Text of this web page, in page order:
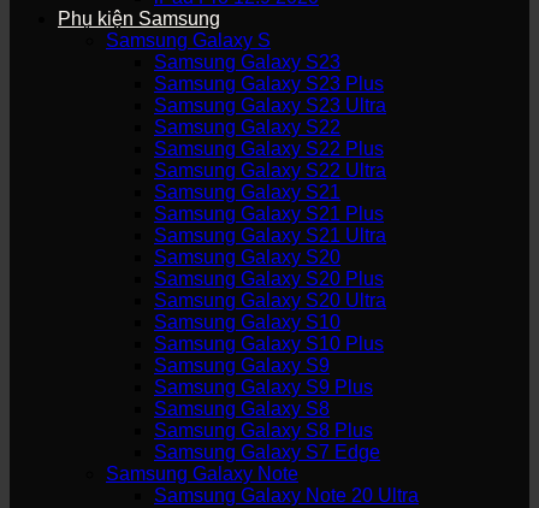
Phụ kiện Samsung
Samsung Galaxy S
Samsung Galaxy S23
Samsung Galaxy S23 Plus
Samsung Galaxy S23 Ultra
Samsung Galaxy S22
Samsung Galaxy S22 Plus
Samsung Galaxy S22 Ultra
Samsung Galaxy S21
Samsung Galaxy S21 Plus
Samsung Galaxy S21 Ultra
Samsung Galaxy S20
Samsung Galaxy S20 Plus
Samsung Galaxy S20 Ultra
Samsung Galaxy S10
Samsung Galaxy S10 Plus
Samsung Galaxy S9
Samsung Galaxy S9 Plus
Samsung Galaxy S8
Samsung Galaxy S8 Plus
Samsung Galaxy S7 Edge
Samsung Galaxy Note
Samsung Galaxy Note 20 Ultra